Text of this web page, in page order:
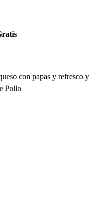
con papas y refresco y
Pollo